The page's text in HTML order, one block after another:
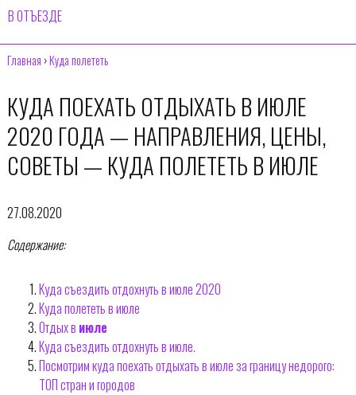
В ОТЪЕЗДЕ
Главная ›Куда полететь
КУДА ПОЕХАТЬ ОТДЫХАТЬ В ИЮЛЕ
2020 ГОДА — НАПРАВЛЕНИЯ, ЦЕНЫ,
СОВЕТЫ — КУДА ПОЛЕТЕТЬ В ИЮЛЕ
27.08.2020
Содержание:
Куда съездить отдохнуть в июле 2020
Куда полететь в июле
Отдых в июле
Куда съездить отдохнуть в июле.
Посмотрим куда поехать отдыхать в июле за границу недорого:
ТОП стран и городов